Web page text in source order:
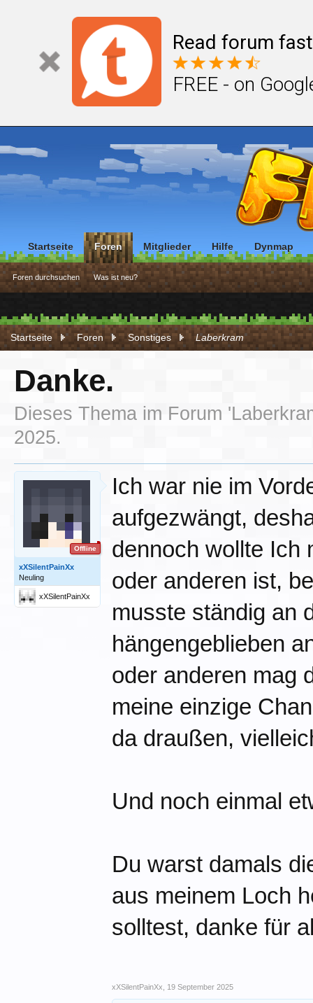
Read forum
FREE - on
Startseite Foren Sonstiges Laberkram
Danke.
Dieses Thema im Forum '
2025.
Offline
xXSilentPainXx
Neuling
xXSilentPainXx
Ich war nie im
aufgezwängt,
dennoch wollte Ich
oder anderen ist,
musste ständig an
hängengeblieben
oder anderen mag
meine einzige
da draußen,
Und noch einmal
Du warst damals
aus meinem Loch
solltest, danke für
xXSilentPainXx 19 September 2025
Startseite Foren
Foren durchsuchen Was ist neu?
Mitglieder Hilfe Dynmap